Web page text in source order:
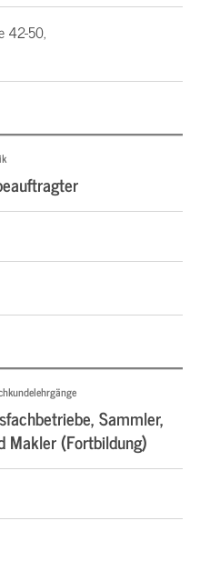
42-50,
Sammler,
Makler (Fortbildung)